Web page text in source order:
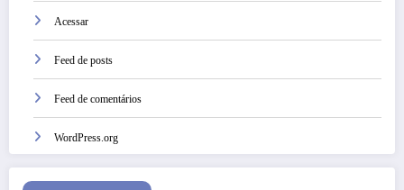
Acessar
Feed de posts
Feed de comentários
WordPress.org